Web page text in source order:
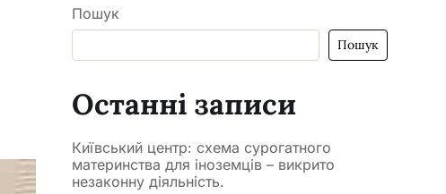
Пошук
Пошук
Останні записи
Київський центр: схема сурогатного
материнства для іноземців – викрито
незаконну діяльність.